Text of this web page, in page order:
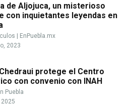
de Aljojuca, un misterioso
con inquietantes leyendas en
| EnPuebla.mx
2023
protege el Centro
con convenio con INAH
Puebla